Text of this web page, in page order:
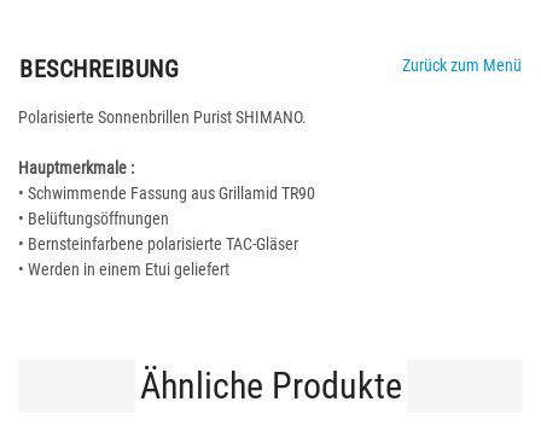
BESCHREIBUNG Zurück zum Menü
Polarisierte Sonnenbrillen Purist SHIMANO.
Hauptmerkmale :
• Schwimmende Fassung aus Grillamid TR90
• Belüftungsöffnungen
• Bernsteinfarbene polarisierte TAC-Gläser
• Werden in einem Etui geliefert
Ähnliche Produkte